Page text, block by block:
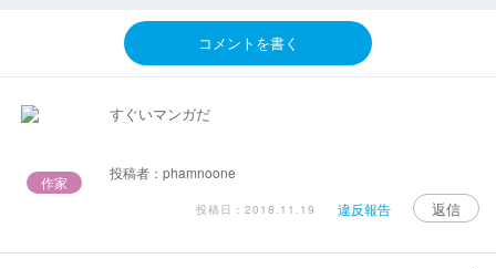
コメントを書く
作家
すぐいマンガだ
投稿者：phamnoone
投稿日：2018.11.19 違反報告 返信